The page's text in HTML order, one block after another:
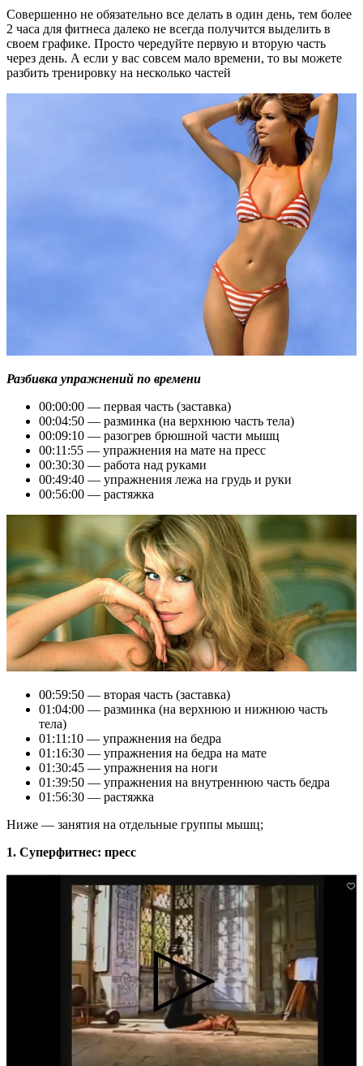
Совершенно не обязательно все делать в один день, тем более
2 часа для фитнеса далеко не всегда получится выделить в
своем графике. Просто чередуйте первую и вторую часть
через день. А если у вас совсем мало времени, то вы можете
разбить тренировку на несколько частей
Разбивка упражнений по времени
00:00:00 — первая часть (заставка)
00:04:50 — разминка (на верхнюю часть тела)
00:09:10 — разогрев брюшной части мышц
00:11:55 — упражнения на мате на пресс
00:30:30 — работа над руками
00:49:40 — упражнения лежа на грудь и руки
00:56:00 — растяжка
00:59:50 — вторая часть (заставка)
01:04:00 — разминка (на верхнюю и нижнюю часть
тела)
01:11:10 — упражнения на бедра
01:16:30 — упражнения на бедра на мате
01:30:45 — упражнения на ноги
01:39:50 — упражнения на внутреннюю часть бедра
01:56:30 — растяжка
Ниже — занятия на отдельные группы мышц;
1. Cуперфитнес: пресс